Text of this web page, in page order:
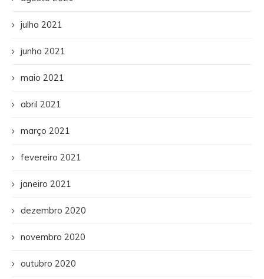
julho 2021
junho 2021
maio 2021
abril 2021
março 2021
fevereiro 2021
janeiro 2021
dezembro 2020
novembro 2020
outubro 2020